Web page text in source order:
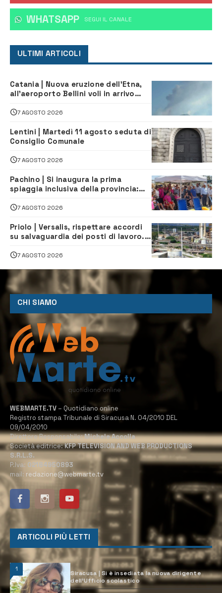
WHATSAPP ‎SEGUI IL CANALE
ULTIMI ARTICOLI
Catania | Nuova eruzione dell’Etna,
all’aeroporto Bellini voli in arrivo
7 AGOSTO 2026
Lentini | Martedì 11 agosto seduta di
Consiglio Comunale
7 AGOSTO 2026
Pachino | Si inaugura la prima
spiaggia inclusiva della provincia:
tutti
7 AGOSTO 2026
Priolo | Versalis, rispettare accordi
su salvaguardia dei posti di lavoro. Il
7 AGOSTO 2026
CHI SIAMO
WEBMARTE.TV – Quotidiano online
Registro stampa Tribunale di Siracusa N. 04/2010 DEL
09/04/2010
Direttore Responsabile:Michele Accolla
Società editrice:KFP TELEVISION AND WEB PRODUCTIONS
S.R.L.S.
P.Iva: 02184950893
mail: redazione@webmarte.tv
ARTICOLI PIÙ LETTI
1
Siracusa | Si è insediata la nuova dirigente
dell’Ufficio scolastico